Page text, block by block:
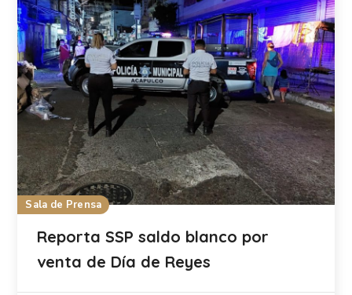
Sala de Prensa
Reporta SSP saldo blanco por
venta de Día de Reyes